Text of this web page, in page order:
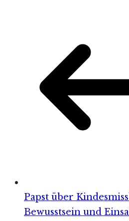
Papst über
Bewusstsein und